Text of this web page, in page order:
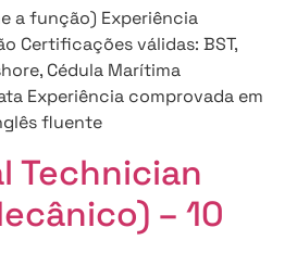
a função) Experiência
Certificações válidas: BST,
Cédula Marítima
Experiência comprovada em
fluente
Technician
– 10